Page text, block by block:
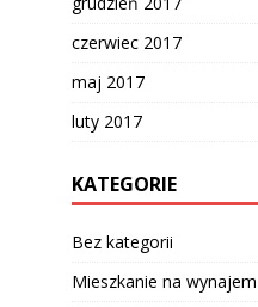
czerwiec 2017
maj 2017
luty 2017
KATEGORIE
Bez kategorii
Mieszkanie na